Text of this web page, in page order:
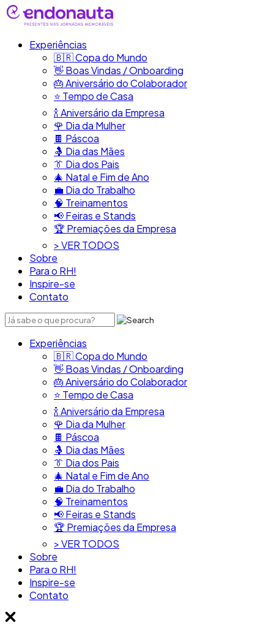
Experiências
🇧🇷​ Copa do Mundo
👋​ Boas Vindas / Onboarding
🎂​ Aniversário do Colaborador
⭐​ Tempo de Casa
​🍾​ Aniversário da Empresa
🌹 Dia da Mulher
🍫​ Páscoa
🤱 Dia das Mães
👔​ Dia dos Pais
🎄 Natal e Fim de Ano
💼​ Dia do Trabalho
🧠​ Treinamentos
📢​ Feiras e Stands
🏆 Premiações da Empresa
> VER TODOS
Sobre
Para o RH!
Inspire-se
Contato
Experiências
🇧🇷​ Copa do Mundo
👋​ Boas Vindas / Onboarding
🎂​ Aniversário do Colaborador
⭐​ Tempo de Casa
​🍾​ Aniversário da Empresa
🌹 Dia da Mulher
🍫​ Páscoa
🤱 Dia das Mães
👔​ Dia dos Pais
🎄 Natal e Fim de Ano
💼​ Dia do Trabalho
🧠​ Treinamentos
📢​ Feiras e Stands
🏆 Premiações da Empresa
> VER TODOS
Sobre
Para o RH!
Inspire-se
Contato